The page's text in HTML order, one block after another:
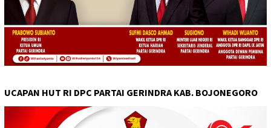
UCAPAN HUT RI DPC PARTAI GERINDRA KAB. BOJONEGORO